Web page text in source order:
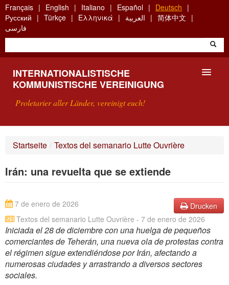
Skip
to
main
content
Français English Italiano Español
Deutsch
Русский
Türkçe Ελληνικά العربية
简体中文
فارسی
INTERNATIONALISTISCHE
KOMMUNISTISCHE VEREINIGUNG
Proletarier aller Länder, vereinigt euch!
KONTAKT
Startseite / Textos del semanario Lutte Ouvrière
Irán: una revuelta que se extiende
Drucken
Textos del semanario Lutte Ouvrière - 7 de enero de 2026
7 de enero de 2026
Iniciada el 28 de diciembre con una huelga de pequeños
comerciantes de Teherán, una nueva ola de protestas contra
el régimen sigue extendiéndose por Irán, afectando a
numerosas ciudades y arrastrando a diversos sectores
sociales.